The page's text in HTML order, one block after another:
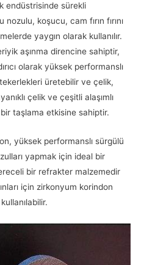
endüstrisinde sürekli
koşucu, cam fırın fırını
yaygın olarak kullanılır.
aşınma direncine sahiptir,
olarak yüksek performanslı
üretebilir ve çelik,
çelik ve çeşitli alaşımlı
taşlama etkisine sahiptir.
yüksek performanslı sürgülü
yapmak için ideal bir
bir refrakter malzemedir
için zirkonyum korindon